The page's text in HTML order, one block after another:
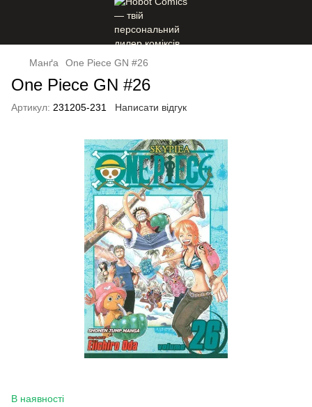
Манґа One Piece GN #26
One Piece GN #26
Артикул: 231205-231 Написати відгук
В наявності